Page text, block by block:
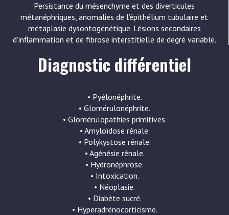
Persistance du mésenchyme et des diverticules
métanéphriques, anomalies de l’épithélium tubulaire et
métaplasie dysontogénétique. Lésions secondaires
d’inflammation et de fibrose interstitielle de degré variable.
Diagnostic différentiel
• Pyélonéphrite.
• Glomérulonéphrite.
• Glomérulopathies primitives.
• Amyloïdose rénale.
• Polykystose rénale.
• Agénésie rénale.
• Hydronéphrose.
• Intoxication.
• Néoplasie.
• Diabète sucré.
• Hyperadrénocorticisme.